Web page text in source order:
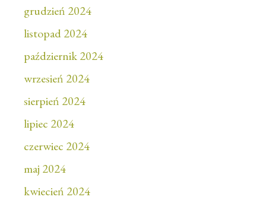
grudzień 2024
listopad 2024
październik 2024
wrzesień 2024
sierpień 2024
lipiec 2024
czerwiec 2024
maj 2024
kwiecień 2024